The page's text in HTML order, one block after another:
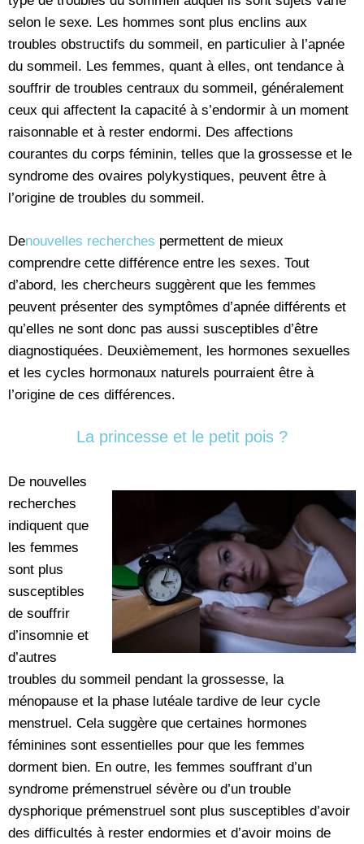
selon le sexe. Les hommes sont plus enclins aux
troubles obstructifs du sommeil, en particulier à l’apnée
du sommeil. Les femmes, quant à elles, ont tendance à
souffrir de troubles centraux du sommeil, généralement
ceux qui affectent la capacité à s’endormir à un moment
raisonnable et à rester endormi. Des affections
courantes du corps féminin, telles que la grossesse et le
syndrome des ovaires polykystiques, peuvent être à
l’origine de troubles du sommeil.
Denouvelles recherches permettent de mieux
comprendre cette différence entre les sexes. Tout
d’abord, les chercheurs suggèrent que les femmes
peuvent présenter des symptômes d’apnée différents et
qu’elles ne sont donc pas aussi susceptibles d’être
diagnostiquées. Deuxièmement, les hormones sexuelles
et les cycles hormonaux naturels pourraient être à
l’origine de ces différences.
La princesse et le petit pois ?
De nouvelles
recherches
indiquent que
les femmes
sont plus
susceptibles
de souffrir
d’insomnie et
d’autres
troubles du sommeil pendant la grossesse, la
ménopause et la phase lutéale tardive de leur cycle
menstruel. Cela suggère que certaines hormones
féminines sont essentielles pour que les femmes
dorment bien. En outre, les femmes souffrant d’un
syndrome prémenstruel sévère ou d’un trouble
dysphorique prémenstruel sont plus susceptibles d’avoir
des difficultés à rester endormies et d’avoir moins de